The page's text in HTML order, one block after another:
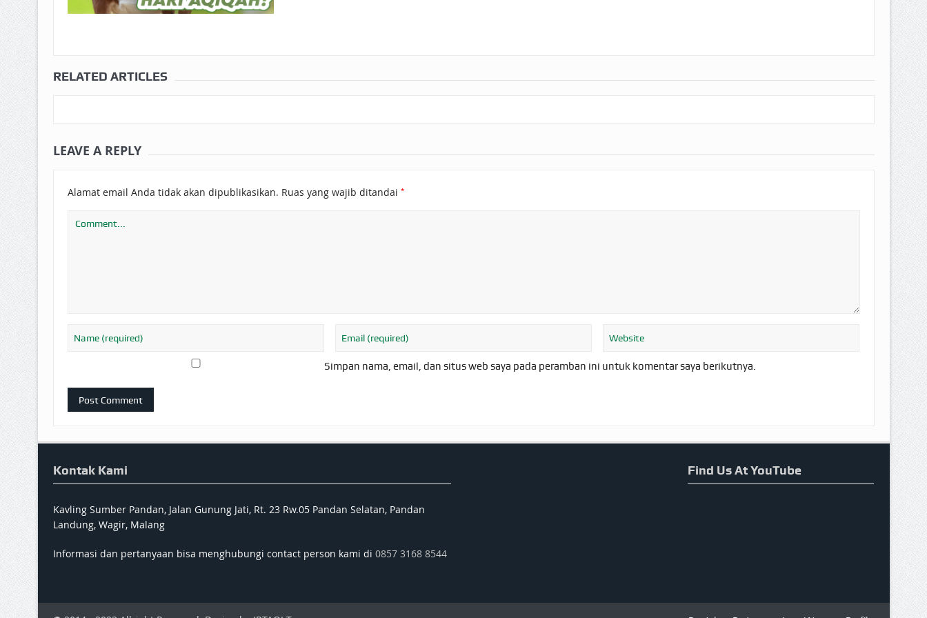
RELATED ARTICLES
LEAVE A REPLY
Alamat email Anda tidak akan dipublikasikan. Ruas yang wajib ditandai *
Simpan nama, email, dan situs web saya pada peramban ini untuk komentar saya berikutnya.
Kontak Kami
Kavling Sumber Pandan, Jalan Gunung Jati, Rt. 23 Rw.05 Pandan Selatan, Pandan
Landung, Wagir, Malang
Informasi dan pertanyaan bisa menghubungi contact person kami di 0857 3168 8544
Find Us At YouTube